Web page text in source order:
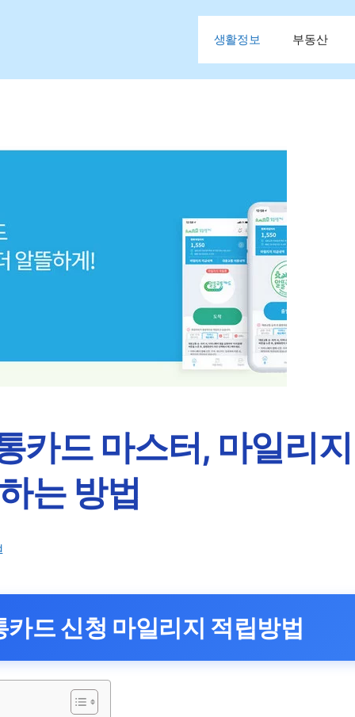
생활정보 부동산
카드 마스터, 마일리
는 방법
카드 신청 마일리지 적립방법